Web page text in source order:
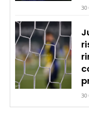
30
30